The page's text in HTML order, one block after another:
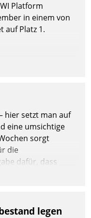
Platform
in einem von
auf Platz 1.
hier setzt man auf
eine umsichtige
sorgt
die
dafür, dass
so es sein muss,
legen